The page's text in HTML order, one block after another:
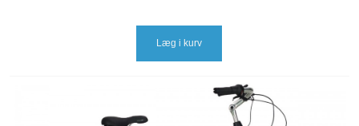
Læg i kurv